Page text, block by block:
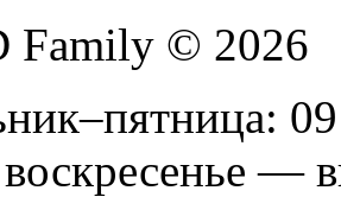
Family © 2026
—